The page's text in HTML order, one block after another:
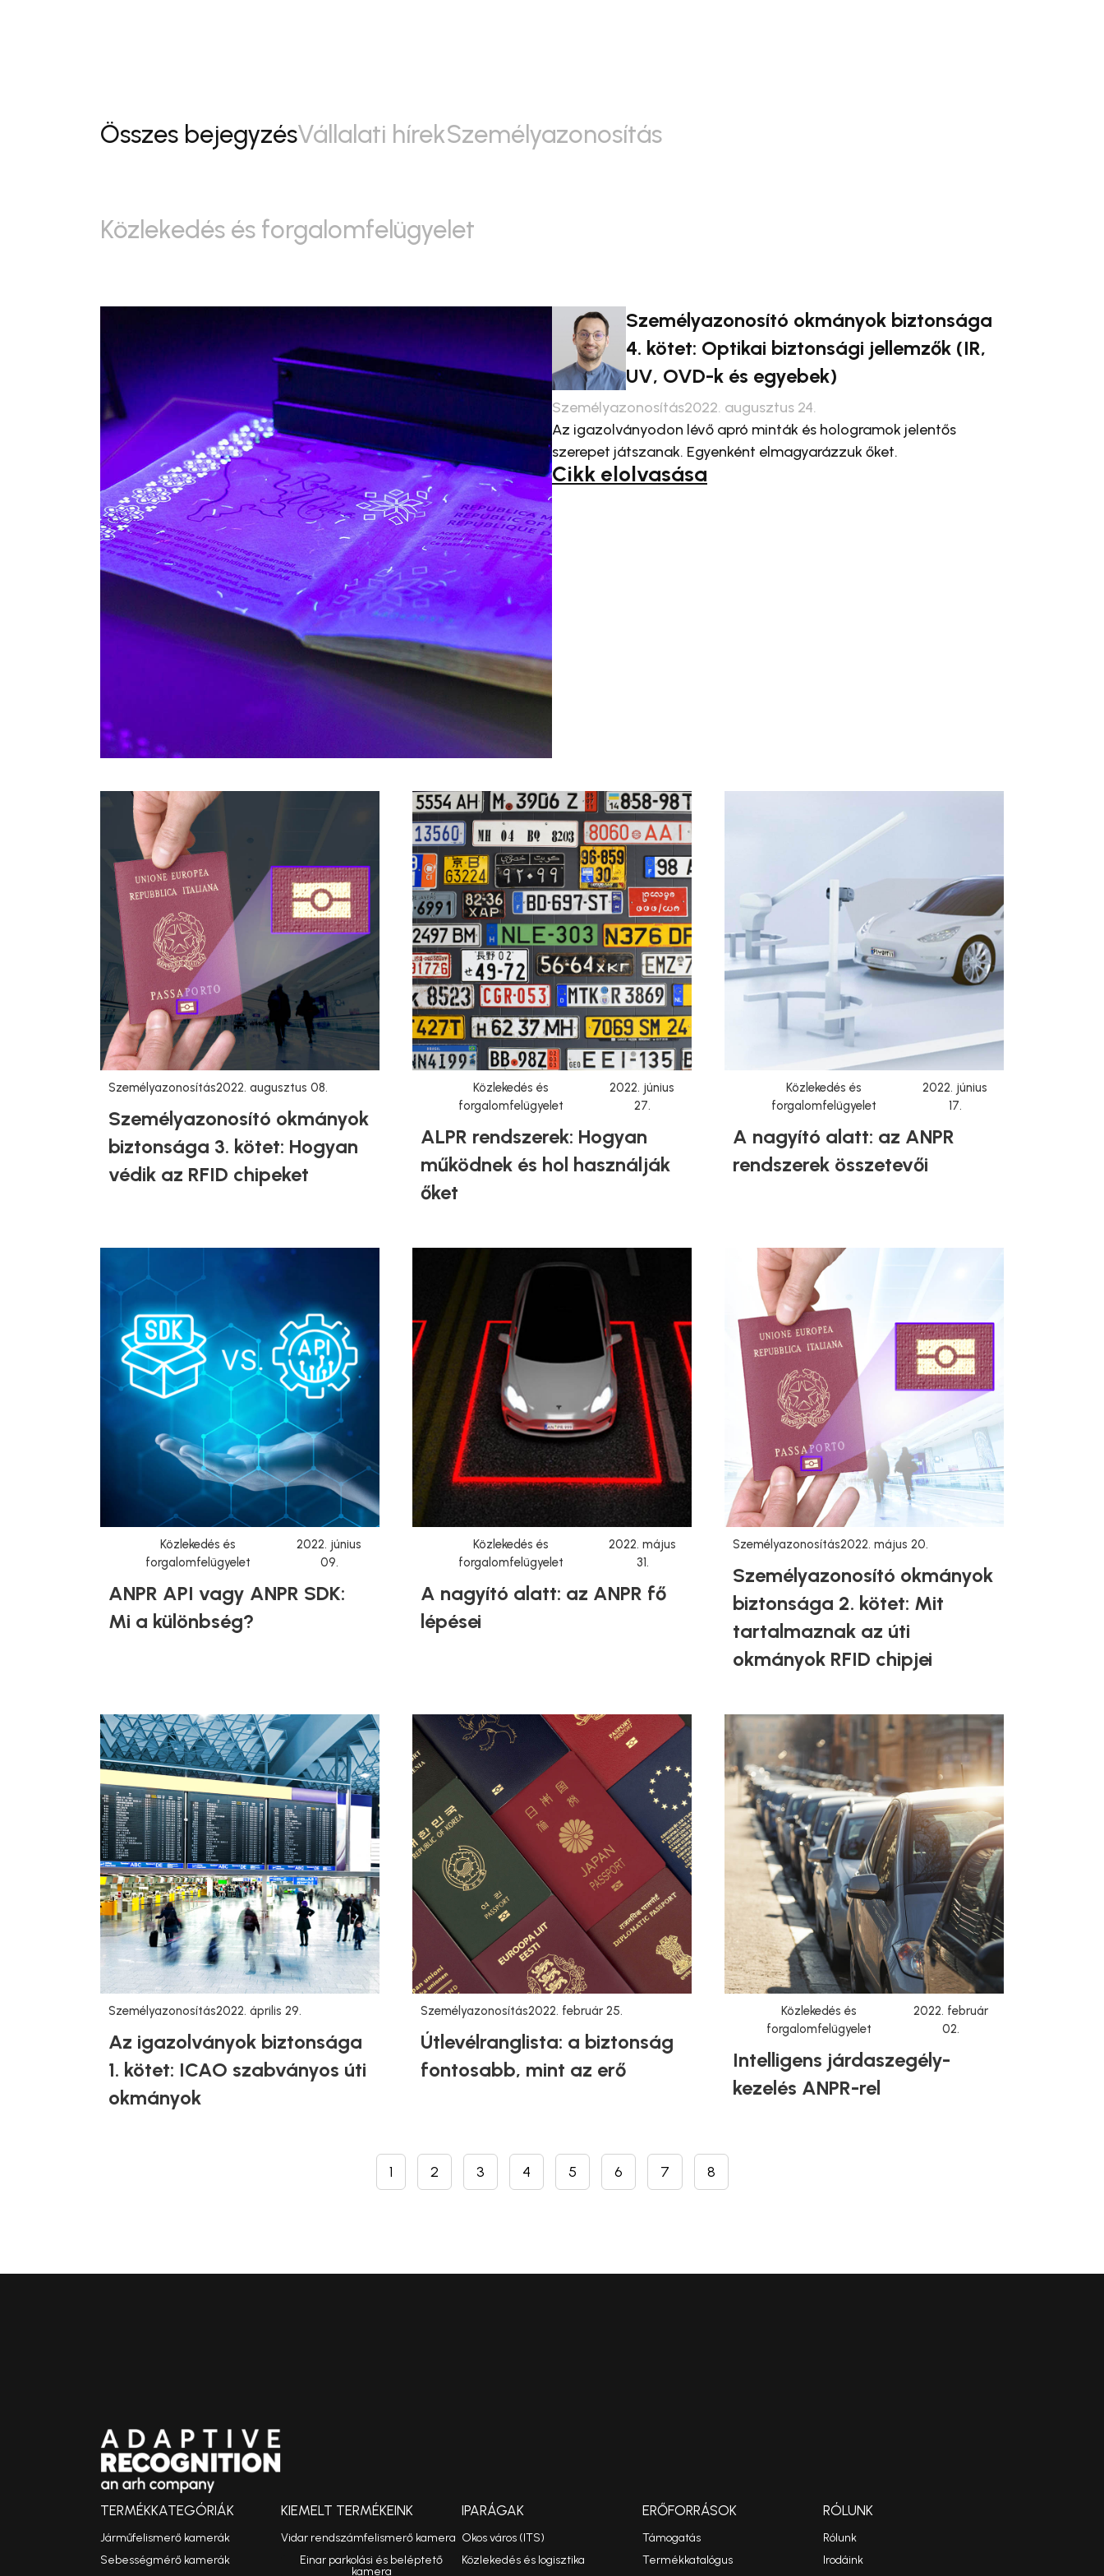
Összes bejegyzésVállalati hírekSzemélyazonosítás
Közlekedés és forgalomfelügyelet
Személyazonosító okmányok biztonsága
4. kötet: Optikai biztonsági jellemzők (IR,
UV, OVD-k és egyebek)
Személyazonosítás2022. augusztus 24.
Az igazolványodon lévő apró minták és hologramok jelentős
szerepet játszanak. Egyenként elmagyarázzuk őket.
Cikk elolvasása
Személyazonosítás2022. augusztus 08.
Személyazonosító okmányok
biztonsága 3. kötet: Hogyan
védik az RFID chipeket
Közlekedés és
forgalomfelügyelet
2022. június
27.
ALPR rendszerek: Hogyan
működnek és hol használják
őket
Közlekedés és
forgalomfelügyelet
2022. június
17.
A nagyító alatt: az ANPR
rendszerek összetevői
Közlekedés és
forgalomfelügyelet
2022. június
09.
ANPR API vagy ANPR SDK:
Mi a különbség?
Közlekedés és
forgalomfelügyelet
2022. május
31.
A nagyító alatt: az ANPR fő
lépései
Személyazonosítás2022. május 20.
Személyazonosító okmányok
biztonsága 2. kötet: Mit
tartalmaznak az úti
okmányok RFID chipjei
Személyazonosítás2022. április 29.
Az igazolványok biztonsága
1. kötet: ICAO szabványos úti
okmányok
Személyazonosítás2022. február 25.
Útlevélranglista: a biztonság
fontosabb, mint az erő
Közlekedés és
forgalomfelügyelet
2022. február
02.
Intelligens járdaszegély-
kezelés ANPR-rel
1 2 3 4 5 6 7 8
TERMÉKKATEGÓRIÁK
Járműfelismerő kamerák
Sebességmérő kamerák
KIEMELT TERMÉKEINK
Vidar rendszámfelismerő kamera
Einar parkolási és beléptető
kamera
IPARÁGAK
Okos város (ITS)
Közlekedés és logisztika
ERŐFORRÁSOK
Támogatás
Termékkatalógus
RÓLUNK
Rólunk
Irodáink